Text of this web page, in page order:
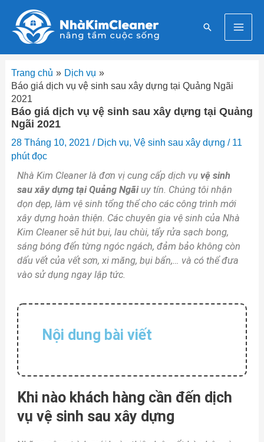
nội
Tìm
Main
Trang chủ
Dịch vụ
Báo giá dịch vụ vệ sinh sau xây dựng tại Quảng Ngãi
2021
Báo giá dịch vụ vệ sinh sau xây dựng tại Quảng
Ngãi 2021
28 Tháng 10, 2021 / Dịch vụ, Vệ sinh sau xây dựng / 11
phút đọc
Nhà Kim Cleaner là đơn vị cung cấp dịch vụ vệ sinh
sau xây dựng tại Quảng Ngãiuy tín. Chúng tôi nhận
dọn dẹp, làm vệ sinh tổng thể cho các công trình mới
xây dựng hoàn thiện. Các chuyên gia vệ sinh của Nhà
Kim Cleaner sẽ hút bụi, lau chùi, tẩy rửa sạch bong,
sáng bóng đến từng ngóc ngách, đảm bảo không còn
dấu vết của vết sơn, xi măng, bụi bẩn,… và có thể đưa
vào sử dụng ngay lập tức.
Nội dung bài viết
Khi nào khách hàng cần đến dịch
vụ vệ sinh sau xây dựng